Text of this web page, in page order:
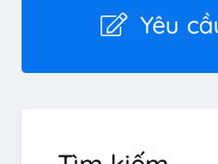
Yêu